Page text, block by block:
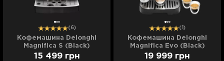
(6)
Кофемашина Delonghi
Magnifica S (Black)
15 499 грн
(1)
Кофемашина Delonghi
Magnifica Evo (Black)
19 999 грн